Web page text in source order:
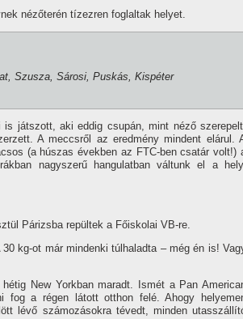
nézőterén tí­zezren foglaltak helyet.
Szusza, Sárosi, Puskás, Kispéter
játszott, aki eddig csupán, mint néző
A meccsről az eredmény mindent elárul.
(a húszas években az FTC-ben csatár volt!)
nagyszerű hangulatban váltunk el a
Párizsba repültek a Főiskolai VB-re.
kg-ot már mindenki túlhaladta – még én is!
New Yorkban maradt. Ismét a Pan
fog a régen látott otthon felé. Ahogy
lévő számozásokra tévedt, minden